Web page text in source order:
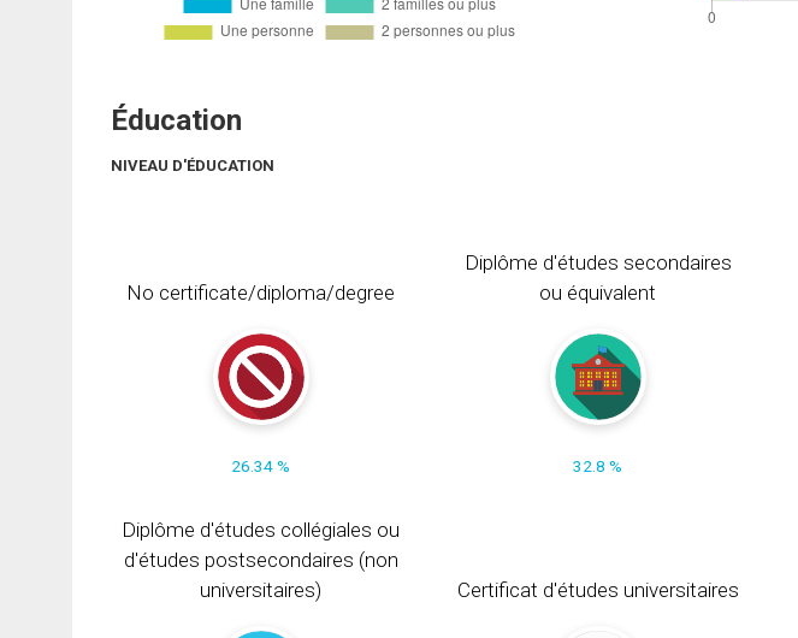
Éducation
NIVEAU D'ÉDUCATION
No certificate/diploma/degree
26.34 %
Diplôme d'études secondaires
ou équivalent
32.8 %
Diplôme d'études collégiales ou
d'études postsecondaires (non
universitaires)
Certificat d'études universitaires